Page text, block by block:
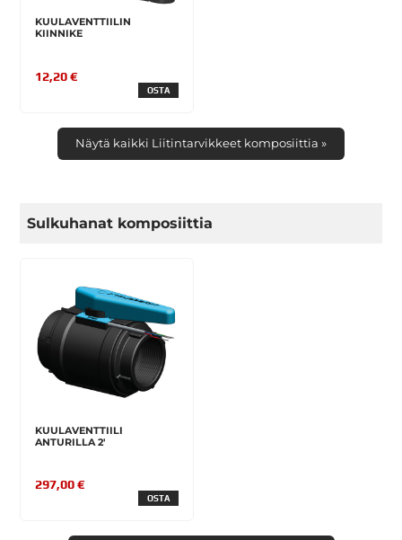
KUULAVENTTIILIN
KIINNIKE
12,20 €
OSTA
Näytä kaikki Liitintarvikkeet komposiittia »
Sulkuhanat komposiittia
KUULAVENTTIILI
ANTURILLA 2'
297,00 €
OSTA